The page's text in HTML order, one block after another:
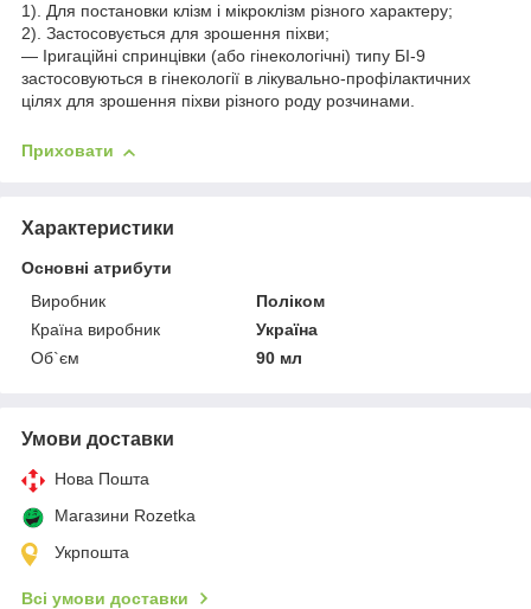
1). Для постановки клізм і мікроклізм різного характеру;
2). Застосовується для зрошення піхви;
— Іригаційні спринцівки (або гінекологічні) типу БІ-9
застосовуються в гінекології в лікувально-профілактичних
цілях для зрошення піхви різного роду розчинами.
Приховати
Характеристики
Основні атрибути
Виробник
Поліком
Країна виробник
Україна
Об`єм
90 мл
Умови доставки
Нова Пошта
Магазини Rozetka
Укрпошта
Всі умови доставки